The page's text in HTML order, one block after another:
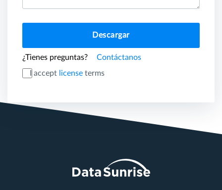
Descargar
¿Tienes preguntas?
Contáctanos
I accept license terms